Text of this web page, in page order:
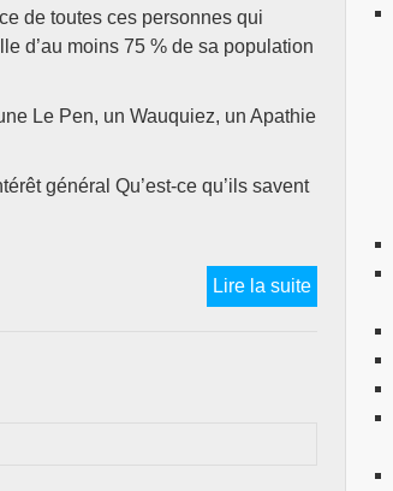
de toutes ces personnes qui
d’au moins 75 % de sa population
Le Pen, un Wauquiez, un Apathie
général Qu’est-ce qu’ils savent
Lire la suiteMais,
que